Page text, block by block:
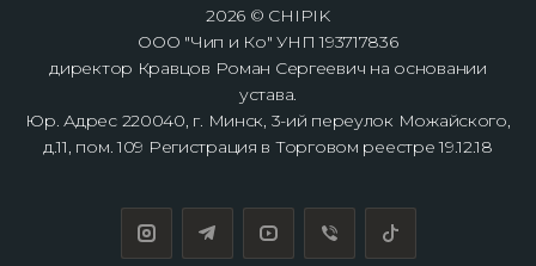
2026 © CHIPIK
ООО "Чип и Ко" УНП 193717836
директор Кравцов Роман Сергеевич на основании
устава.
Юр. Адрес 220040, г. Минск, 3-ий переулок Можайского,
д.11, пом. 109 Регистрация в Торговом реестре 19.12.18